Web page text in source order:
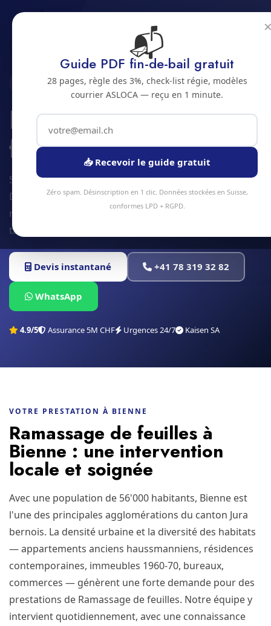
Ramassage de feuilles
Bienne
2500 · JURA BERNOIS
Ramassage de
feuilles a Bienne
Service ramassage de feuilles à Bienne et alentours.
Devis gratuit sous 24h, intervention sous 48h en
moyenne. Équipe locale, matériel professionnel,
tarifs transparents.
Devis instantané +41 78 319 32 82
WhatsApp
4.9/5 Assurance 5M CHF Urgences 24/7 Kaisen SA
VOTRE PRESTATION À BIENNE
Ramassage de feuilles à
Bienne : une intervention
locale et soignée
Avec une population de 56'000 habitants, Bienne est
l'une des principales agglomérations du canton Jura
bernois. La densité urbaine et la diversité des habitats
— appartements anciens haussmanniens, résidences
contemporaines, immeubles 1960-70, bureaux,
commerces — génèrent une forte demande pour des
prestations de Ramassage de feuilles. Notre équipe y
intervient quotidiennement, avec une connaissance
📬
Guide PDF fin-de-bail gratuit
28 pages, règle des 3%, check-list régie, modèles
courrier ASLOCA — reçu en 1 minute.
📥 Recevoir le guide gratuit
Zéro spam. Désinscription en 1 clic. Données stockées en Suisse,
conformes LPD + RGPD.